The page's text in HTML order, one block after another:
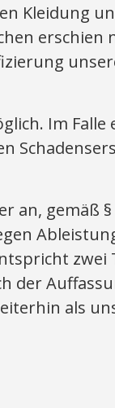
Kleidung
erschien
Im
an, gemäß §
zwei
der
als